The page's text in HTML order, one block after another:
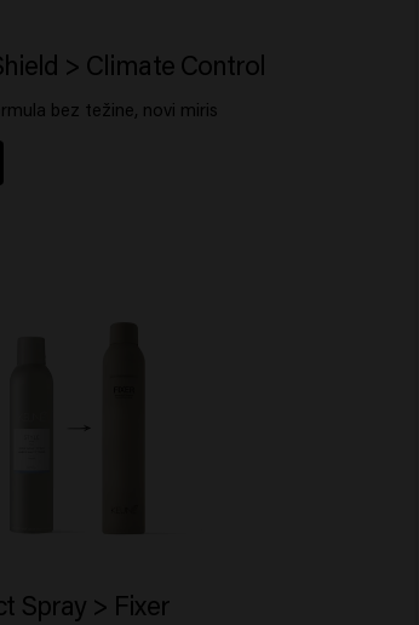
> Climate Control
bez težine, novi miris
Spray > Fixer